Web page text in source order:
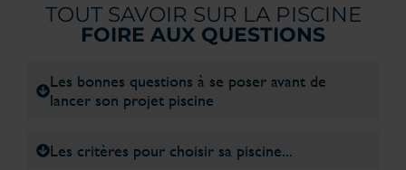
TOUT SAVOIR SUR LA PISCINE
FOIRE AUX QUESTIONS
Les bonnes questions à se poser avant de
lancer son projet piscine
Les critères pour choisir sa piscine...